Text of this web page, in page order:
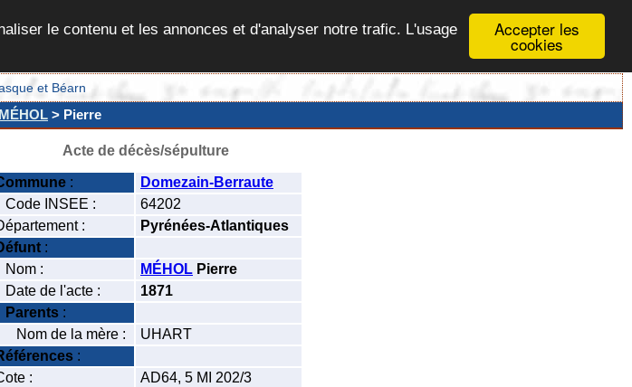
Accepter les
cookies
le contenu et les annonces et d'analyser notre trafic. L'usage
et Béarn
MÉHOL > Pierre
Acte de décès/sépulture
:
Domezain-Berraute
Code INSEE :
64202
:
Pyrénées-Atlantiques
:
Nom :
MÉHOL Pierre
Date de l'acte :
1871
Parents :
Nom de la mère :
UHART
:
:
AD64, 5 MI 202/3